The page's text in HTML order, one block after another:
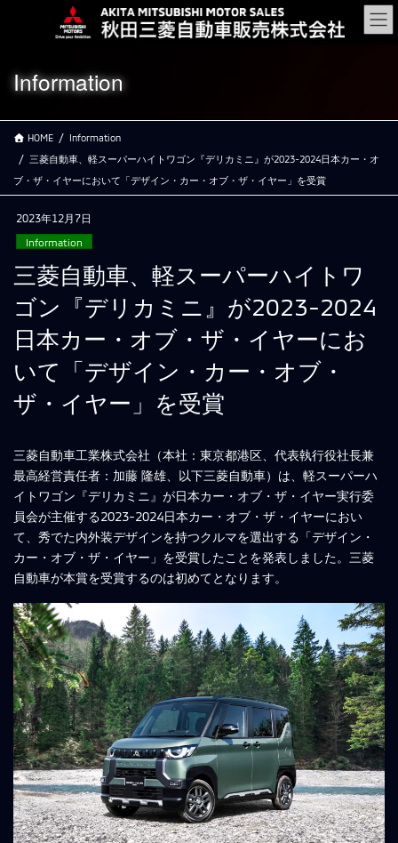
移
ン
Information
HOME
Information
三菱自動車、軽スーパーハイトワゴン『デリカミニ』が2023-2024日本カー・オ
ブ・ザ・イヤーにおいて「デザイン・カー・オブ・ザ・イヤー」を受賞
2023年12月7日
Information
三菱自動車、軽スーパーハイトワ
ゴン『デリカミニ』が2023-2024
日本カー・オブ・ザ・イヤーにお
いて「デザイン・カー・オブ・
ザ・イヤー」を受賞
三菱自動車工業株式会社（本社：東京都港区、代表執行役社長兼
最高経営責任者：加藤 隆雄、以下三菱自動車）は、軽スーパーハ
イトワゴン『デリカミニ』が日本カー・オブ・ザ・イヤー実行委
員会が主催する2023-2024日本カー・オブ・ザ・イヤーにおい
て、秀でた内外装デザインを持つクルマを選出する「デザイン・
カー・オブ・ザ・イヤー」を受賞したことを発表しました。三菱
自動車が本賞を受賞するのは初めてとなります。